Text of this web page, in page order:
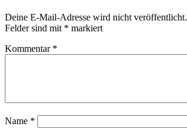
Deine E-Mail-Adresse wird nicht veröffentlicht.
Felder sind mit * markiert
Kommentar *
Name *